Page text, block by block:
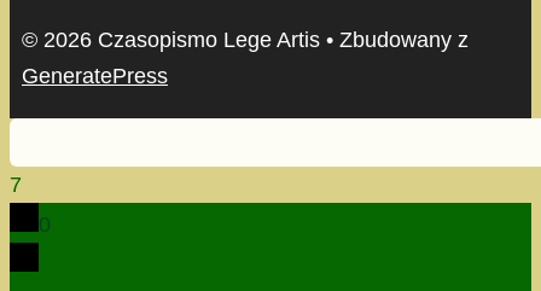
© 2026 Czasopismo Lege Artis • Zbudowany z
GeneratePress
7
0